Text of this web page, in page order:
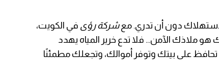
دون أن تدري. معشركة رؤى في الكويت،
هو ملاذك الآمن… فلا تدع خرير المياه يهدد
على بيتك وتوفر أموالك، وتجعلك مطمئنًا